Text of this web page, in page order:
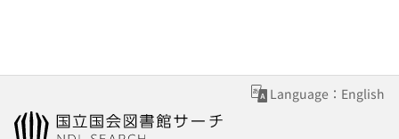
Language：English